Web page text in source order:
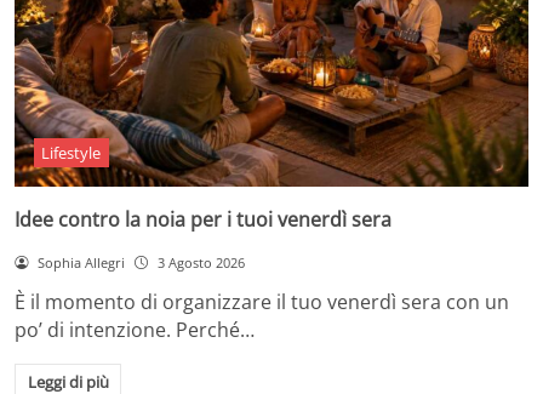
Lifestyle
Idee contro la noia per i tuoi venerdì sera
Sophia Allegri 3 Agosto 2026
È il momento di organizzare il tuo venerdì sera con un
po’ di intenzione. Perché…
Leggi di più